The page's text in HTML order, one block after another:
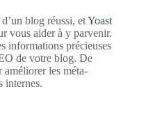
blog réussi, etYoast
vous aider à y parvenir.
informations précieuses
de votre blog. De
améliorer les méta-
internes.